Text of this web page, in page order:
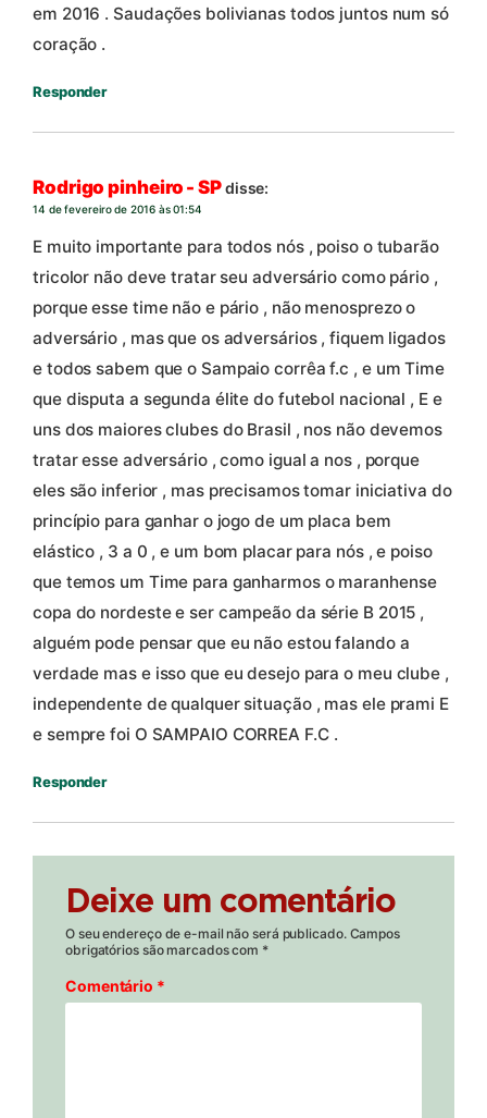
em 2016 . Saudações bolivianas todos juntos num só
coração .
Responder
Rodrigo pinheiro - SPdisse:
14 de fevereiro de 2016 às 01:54
E muito importante para todos nós , poiso o tubarão
tricolor não deve tratar seu adversário como pário ,
porque esse time não e pário , não menosprezo o
adversário , mas que os adversários , fiquem ligados
e todos sabem que o Sampaio corrêa f.c , e um Time
que disputa a segunda élite do futebol nacional , E e
uns dos maiores clubes do Brasil , nos não devemos
tratar esse adversário , como igual a nos , porque
eles são inferior , mas precisamos tomar iniciativa do
princípio para ganhar o jogo de um placa bem
elástico , 3 a 0 , e um bom placar para nós , e poiso
que temos um Time para ganharmos o maranhense
copa do nordeste e ser campeão da série B 2015 ,
alguém pode pensar que eu não estou falando a
verdade mas e isso que eu desejo para o meu clube ,
independente de qualquer situação , mas ele prami E
e sempre foi O SAMPAIO CORREA F.C .
Responder
Deixe um comentário
O seu endereço de e-mail não será publicado. Campos
obrigatórios são marcados com *
Comentário *